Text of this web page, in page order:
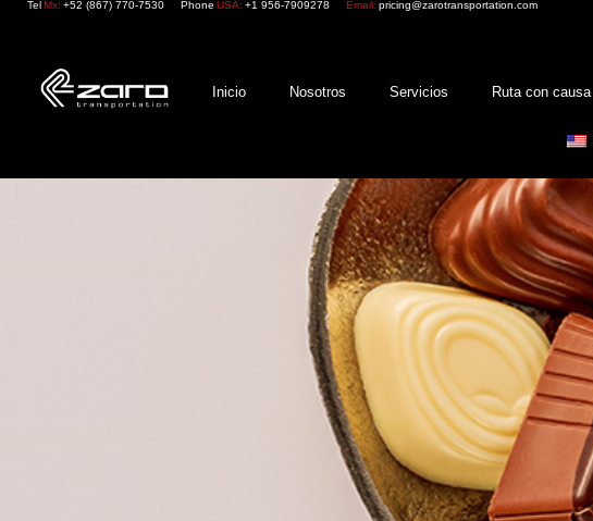
TelMx: +52 (867) 770-7530 Phone USA: +1 956-7909278 Email: pricing@zarotransportation.com
Inicio Nosotros Servicios Ruta con causa